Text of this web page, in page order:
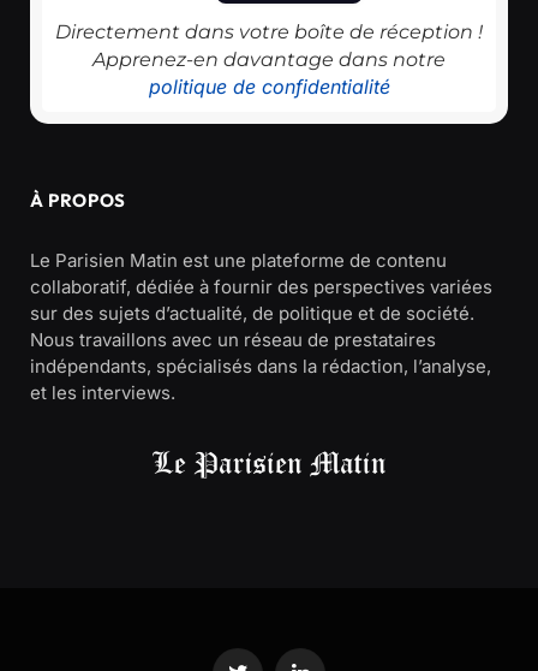
Directement dans votre boîte de réception !
Apprenez-en davantage dans notre
politique de confidentialité
À PROPOS
Le Parisien Matin est une plateforme de contenu
collaboratif, dédiée à fournir des perspectives variées
sur des sujets d’actualité, de politique et de société.
Nous travaillons avec un réseau de prestataires
indépendants, spécialisés dans la rédaction, l’analyse,
et les interviews.